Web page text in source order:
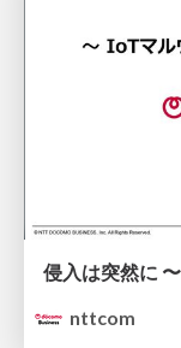
nttcom